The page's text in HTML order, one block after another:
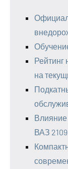
на
Влияние
ВАЗ 2109